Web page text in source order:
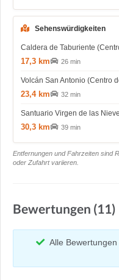
Sehenswürdigkeiten
Caldera de Taburiente
17,3 km 26 min
Volcán San Antonio (Centro
23,4 km 32 min
Santuario Virgen de las
30,3 km 39 min
Entfernungen und Fahrzeiten sind
oder Zufahrt variieren.
Bewertungen (11)
Alle